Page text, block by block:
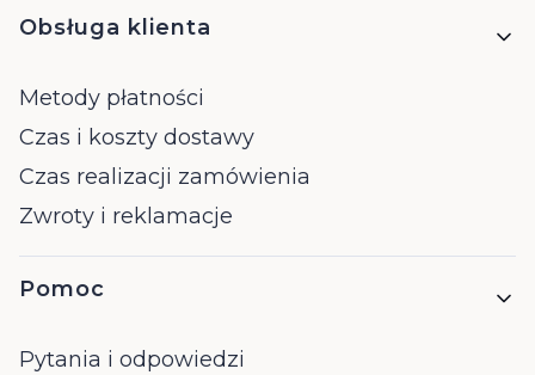
Obsługa klienta
Metody płatności
Czas i koszty dostawy
Czas realizacji zamówienia
Zwroty i reklamacje
Pomoc
Pytania i odpowiedzi